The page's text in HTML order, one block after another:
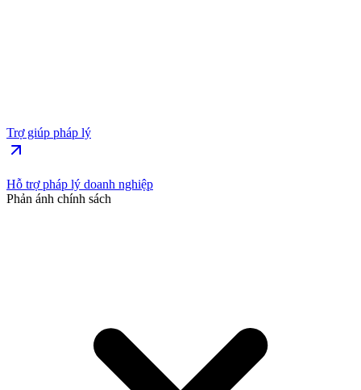
Trợ giúp pháp lý
Hỗ trợ pháp lý doanh nghiệp
Phản ánh chính sách